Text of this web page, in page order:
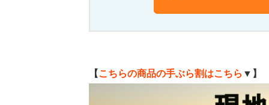
【こちらの商品の手ぶら割はこちら ▼】